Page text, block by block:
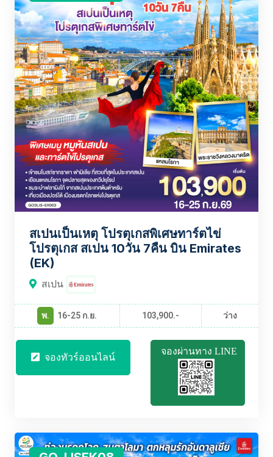
สเปนเป็นเหตุ โปรตุเกสพิเศษทาร์ตไข่
โปรตุเกส สเปน 10วัน 7คืน บิน Emirates
(EK)
สเปน
พ. 16-25 ก.ย. 103,900.- ว่าง
จองทัวร์ออนไลน์ จองผ่านทาง LINE